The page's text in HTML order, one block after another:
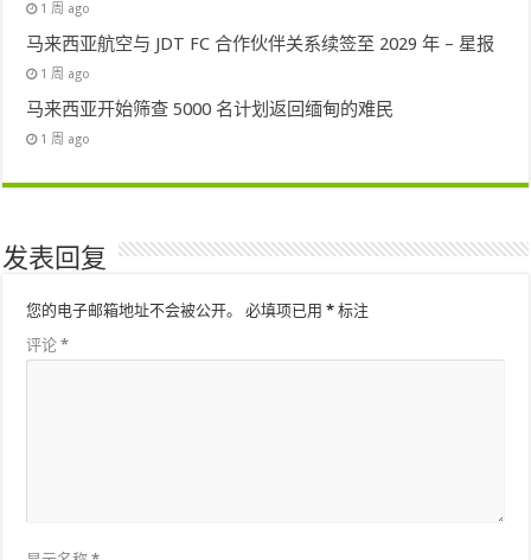
1 周 ago
马来西亚航空与 JDT FC 合作伙伴关系续签至 2029 年 – 星报
1 周 ago
马来西亚开始筛查 5000 名计划返回缅甸的难民
1 周 ago
发表回复
您的电子邮箱地址不会被公开。 必填项已用* 标注
评论*